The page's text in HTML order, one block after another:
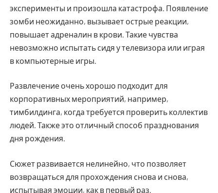
эксперименты и произошла катастрофа. Появление
зомби неожиданно, вызывает острые реакции,
повышает адреналин в крови. Такие чувства
невозможно испытать сидя у телевизора или играя
в компьютерные игры.
Развлечение очень хорошо подходит для
корпоративных мероприятий, например,
тимбилдинга, когда требуется проверить коллектив
людей. Также это отличный способ празднования
дня рождения.
Сюжет развивается нелинейно, что позволяет
возвращаться для прохождения снова и снова,
испытывая эмоции, как в первый раз.